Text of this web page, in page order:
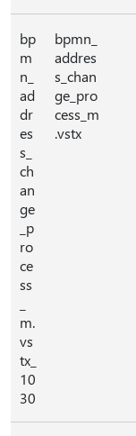
bp
m
n_
ad
dr
es
s_
ch
an
ge
_p
ro
ce
ss
m.
vs
tx_
10
30
bpmn_
addres
s_chan
ge_pro
cess_m
.vstx